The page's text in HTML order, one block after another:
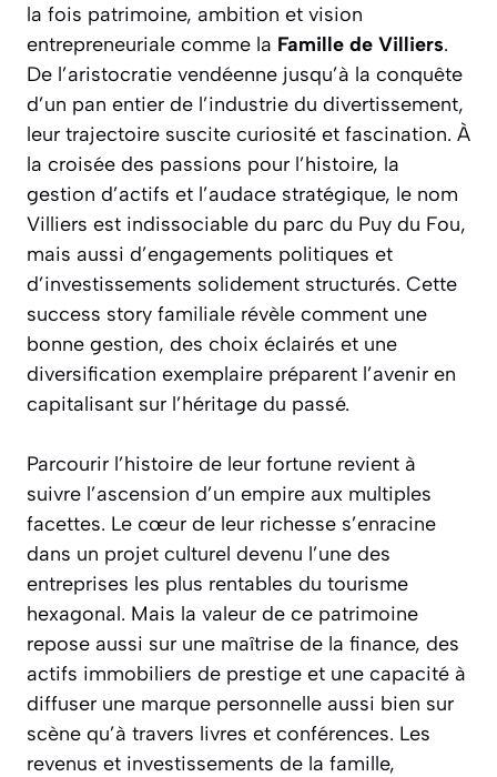
la fois patrimoine, ambition et vision
entrepreneuriale comme la Famille de Villiers.
De l’aristocratie vendéenne jusqu’à la conquête
d’un pan entier de l’industrie du divertissement,
leur trajectoire suscite curiosité et fascination. À
la croisée des passions pour l’histoire, la
gestion d’actifs et l’audace stratégique, le nom
Villiers est indissociable du parc du Puy du Fou,
mais aussi d’engagements politiques et
d’investissements solidement structurés. Cette
success story familiale révèle comment une
bonne gestion, des choix éclairés et une
diversification exemplaire préparent l’avenir en
capitalisant sur l’héritage du passé.
Parcourir l’histoire de leur fortune revient à
suivre l’ascension d’un empire aux multiples
facettes. Le cœur de leur richesse s’enracine
dans un projet culturel devenu l’une des
entreprises les plus rentables du tourisme
hexagonal. Mais la valeur de ce patrimoine
repose aussi sur une maîtrise de la finance, des
actifs immobiliers de prestige et une capacité à
diffuser une marque personnelle aussi bien sur
scène qu’à travers livres et conférences. Les
revenus et investissements de la famille,